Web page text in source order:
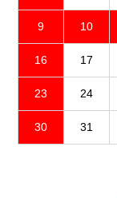
9 10
16 17
23 24
30 31